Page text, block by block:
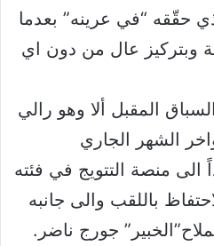
حقّقه “في عرينه” بعدما
وبتركيز عال من دون اي
المقبل ألا وهو رالي
الشهر الجاري
منصة التتويج في فئته
باللقب والى جانبه
جورج ناضر.